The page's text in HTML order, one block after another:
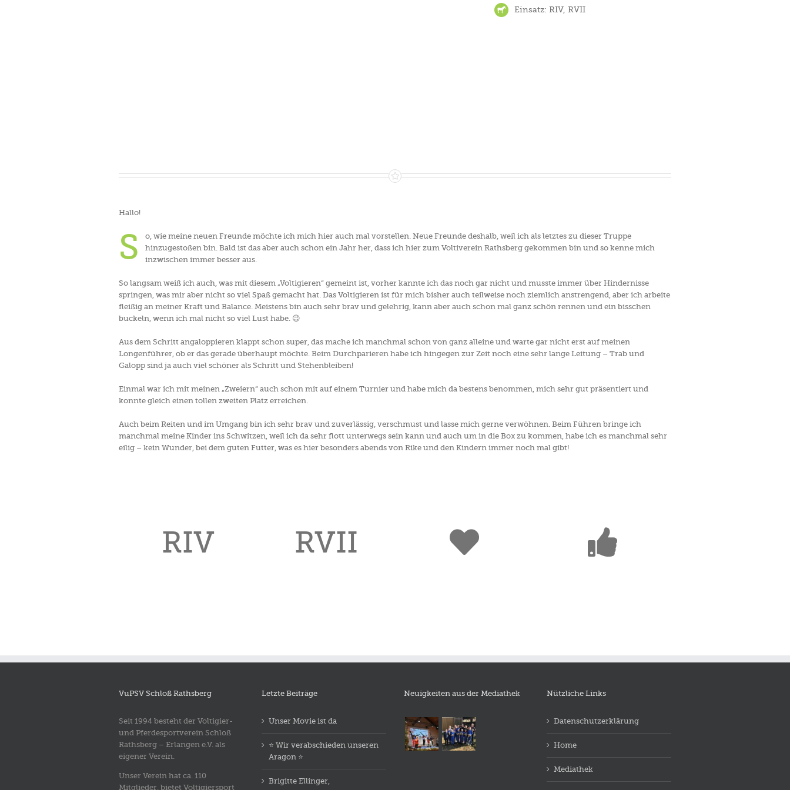
Einsatz: RIV, RVII
Hallo!
S
o, wie meine neuen Freunde möchte ich mich hier auch mal vorstellen. Neue Freunde deshalb, weil ich als letztes zu dieser Truppe
hinzugestoßen bin. Bald ist das aber auch schon ein Jahr her, dass ich hier zum Voltiverein Rathsberg gekommen bin und so kenne mich
inzwischen immer besser aus.
So langsam weiß ich auch, was mit diesem „Voltigieren“ gemeint ist, vorher kannte ich das noch gar nicht und musste immer über Hindernisse
springen, was mir aber nicht so viel Spaß gemacht hat. Das Voltigieren ist für mich bisher auch teilweise noch ziemlich anstrengend, aber ich arbeite
fleißig an meiner Kraft und Balance. Meistens bin auch sehr brav und gelehrig, kann aber auch schon mal ganz schön rennen und ein bisschen
buckeln, wenn ich mal nicht so viel Lust habe. 😉
Aus dem Schritt angaloppieren klappt schon super, das mache ich manchmal schon von ganz alleine und warte gar nicht erst auf meinen
Longenführer, ob er das gerade überhaupt möchte. Beim Durchparieren habe ich hingegen zur Zeit noch eine sehr lange Leitung – Trab und
Galopp sind ja auch viel schöner als Schritt und Stehenbleiben!
Einmal war ich mit meinen „Zweiern“ auch schon mit auf einem Turnier und habe mich da bestens benommen, mich sehr gut präsentiert und
konnte gleich einen tollen zweiten Platz erreichen.
Auch beim Reiten und im Umgang bin ich sehr brav und zuverlässig, verschmust und lasse mich gerne verwöhnen. Beim Führen bringe ich
manchmal meine Kinder ins Schwitzen, weil ich da sehr flott unterwegs sein kann und auch um in die Box zu kommen, habe ich es manchmal sehr
eilig – kein Wunder, bei dem guten Futter, was es hier besonders abends von Rike und den Kindern immer noch mal gibt!
RIV RVII
VuPSV Schloß Rathsberg
Seit 1994 besteht der Voltigier-
und Pferdesportverein Schloß
Rathsberg – Erlangen e.V. als
eigener Verein.
Unser Verein hat ca. 110
Mitglieder, bietet Voltigiersport
Letzte Beiträge
Unser Movie ist da
⭐️ Wir verabschieden unseren
Aragon ⭐️
Brigitte Ellinger,
Neuigkeiten aus der Mediathek Nützliche Links
Datenschutzerklärung
Home
Mediathek